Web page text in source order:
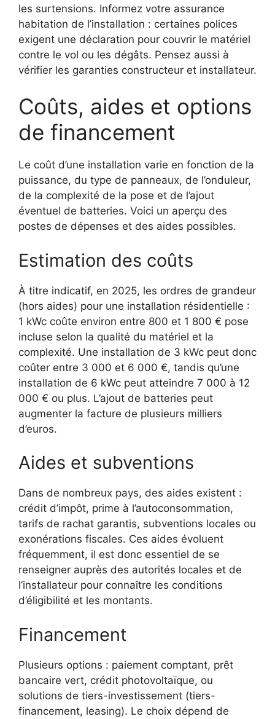
les surtensions. Informez votre assurance
habitation de l’installation : certaines polices
exigent une déclaration pour couvrir le matériel
contre le vol ou les dégâts. Pensez aussi à
vérifier les garanties constructeur et installateur.
Coûts, aides et options
de financement
Le coût d’une installation varie en fonction de la
puissance, du type de panneaux, de l’onduleur,
de la complexité de la pose et de l’ajout
éventuel de batteries. Voici un aperçu des
postes de dépenses et des aides possibles.
Estimation des coûts
À titre indicatif, en 2025, les ordres de grandeur
(hors aides) pour une installation résidentielle :
1 kWc coûte environ entre 800 et 1 800 € pose
incluse selon la qualité du matériel et la
complexité. Une installation de 3 kWc peut donc
coûter entre 3 000 et 6 000 €, tandis qu’une
installation de 6 kWc peut atteindre 7 000 à 12
000 € ou plus. L’ajout de batteries peut
augmenter la facture de plusieurs milliers
d’euros.
Aides et subventions
Dans de nombreux pays, des aides existent :
crédit d’impôt, prime à l’autoconsommation,
tarifs de rachat garantis, subventions locales ou
exonérations fiscales. Ces aides évoluent
fréquemment, il est donc essentiel de se
renseigner auprès des autorités locales et de
l’installateur pour connaître les conditions
d’éligibilité et les montants.
Financement
Plusieurs options : paiement comptant, prêt
bancaire vert, crédit photovoltaïque, ou
solutions de tiers-investissement (tiers-
financement, leasing). Le choix dépend de